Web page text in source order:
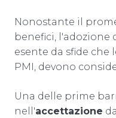
Nonostante il
benefici, l'adozione
esente da sfide che
PMI, devono
Una delle prime
nell'accettazione